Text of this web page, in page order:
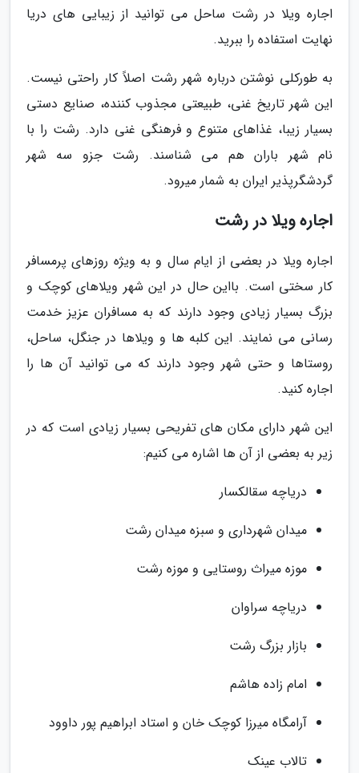
اجاره ویلا در رشت ساحل می توانید از زیبایی های دریا
نهایت استفاده را ببرید.
به طورکلی نوشتن درباره شهر رشت اصلاً کار راحتی نیست.
این شهر تاریخ غنی، طبیعتی مجذوب کننده، صنایع دستی
بسیار زیبا، غذاهای متنوع و فرهنگی غنی دارد. رشت را با
نام شهر باران هم می شناسند. رشت جزو سه شهر
گردشگرپذیر ایران به شمار میرود.
اجاره ویلا در رشت
اجاره ویلا در بعضی از ایام سال و به ویژه روزهای پرمسافر
کار سختی است. بااین حال در این شهر ویلاهای کوچک و
بزرگ بسیار زیادی وجود دارند که به مسافران عزیز خدمت
رسانی می نمایند. این کلبه ها و ویلاها در جنگل، ساحل،
روستاها و حتی شهر وجود دارند که می توانید آن ها را
اجاره کنید.
این شهر دارای مکان های تفریحی بسیار زیادی است که در
زیر به بعضی از آن ها اشاره می کنیم:
دریاچه سقالکسار
میدان شهرداری و سبزه میدان رشت
موزه میراث روستایی و موزه رشت
دریاچه سراوان
بازار بزرگ رشت
امام زاده هاشم
آرامگاه میرزا کوچک خان و استاد ابراهیم پور داوود
تالاب عینک